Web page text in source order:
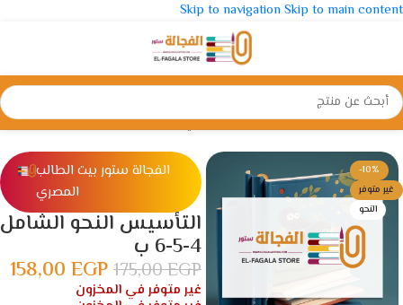
Skip to navigationSkip to main content
الرئيسية/الإبتدائية/الصف الرابع الأبتدائي
-10%
غير متوفر
النحو
الفجالة ستور بيت الطالب
المصري
التأسيس النحو الشامل
4-5-6 ب
175,00EGP
158,00 EGP
غير متوفر في المخزون